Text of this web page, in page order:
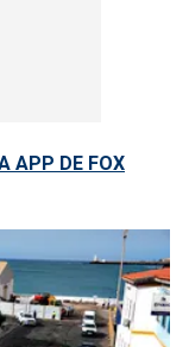
APP DE FOX